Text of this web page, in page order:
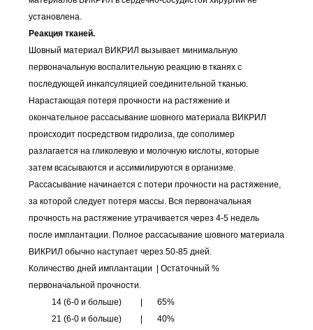
установлена.
Реакция тканей.
Шовный материал ВИКРИЛ вызывает минимальную
первоначальную воспалительную реакцию в тканях с
последующей инкапсуляцией соединительной тканью.
Нарастающая потеря прочности на растяжение и
окончательное рассасывание шовного материала ВИКРИЛ
происходит посредством гидролиза, где сополимер
разлагается на гликолевую и молочную кислоты, которые
затем всасываются и ассимилируются в организме.
Рассасывание начинается с потери прочности на растяжение,
за которой следует потеря массы. Вся первоначальная
прочность на растяжение утрачивается через 4-5 недель
после имплантации. Полное рассасывание шовного материала
ВИКРИЛ обычно наступает через 50-85 дней.
Количество дней имплантации | Остаточный %
первоначальной прочности.
14 (6-0 и больше) | 65%
21 (6-0 и больше) | 40%